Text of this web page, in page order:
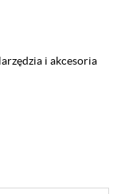
i akcesoria